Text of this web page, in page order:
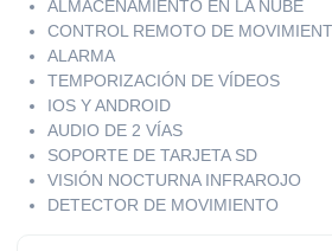
ALMACENAMIENTO EN LA NUBE
CONTROL REMOTO DE
ALARMA
TEMPORIZACIÓN DE VÍDEOS
IOS Y ANDROID
AUDIO DE 2 VÍAS
SOPORTE DE TARJETA SD
VISIÓN NOCTURNA INFRAROJO
DETECTOR DE MOVIMIENTO